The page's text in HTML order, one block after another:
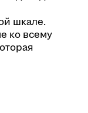
шкале.
ко всему